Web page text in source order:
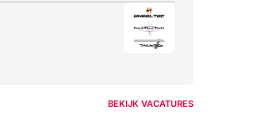
BEKIJK VACATURES